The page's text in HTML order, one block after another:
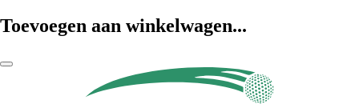
Toevoegen aan winkelwagen...